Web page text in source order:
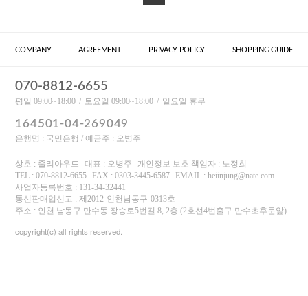
COMPANY AGREEMENT PRIVACY POLICY SHOPPING GUIDE
070-8812-6655
평일 09:00~18:00 토요일 09:00~18:00 일요일 휴무
164501-04-269049
은행명 : 국민은행 / 예금주 : 오병주
상호 : 줄리아우드 대표 : 오병주
개인정보 보호 책임자 : 노정희
TEL : 070-8812-6655
FAX : 0303-3445-6587
EMAIL : heiinjung@nate.com
사업자등록번호 : 131-34-32441
통신판매업신고 : 제2012-인천남동구-0313호
주소 : 인천 남동구 만수동 장승로5번길 8, 2층 (2호선4번출구 만수초후문앞)
copyright(c) all rights reserved.